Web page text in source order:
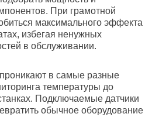
При грамотной
максимального эффекта
избегая ненужных
в обслуживании.
в самые разные
температуры до
Подключаемые датчики
обычное оборудование